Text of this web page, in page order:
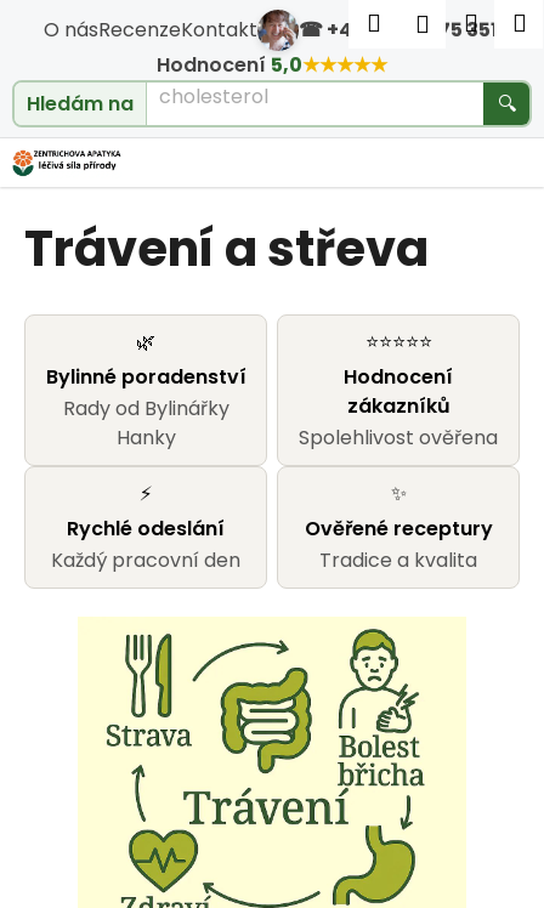
O násRecenzeKontakt ☎ +420 604 475 351
Hodnocení 5,0★★★★★
Hledám na
cholesterol
🔍
Hledat
Trávení a střeva
🌿
Bylinné poradenství
Rady od Bylinářky
Hanky
⭐⭐⭐⭐⭐
Hodnocení
zákazníků
Spolehlivost ověřena
⚡
Rychlé odeslání
Každý pracovní den
✨
Ověřené receptury
Tradice a kvalita
Košík
C
o
p
o
e
j